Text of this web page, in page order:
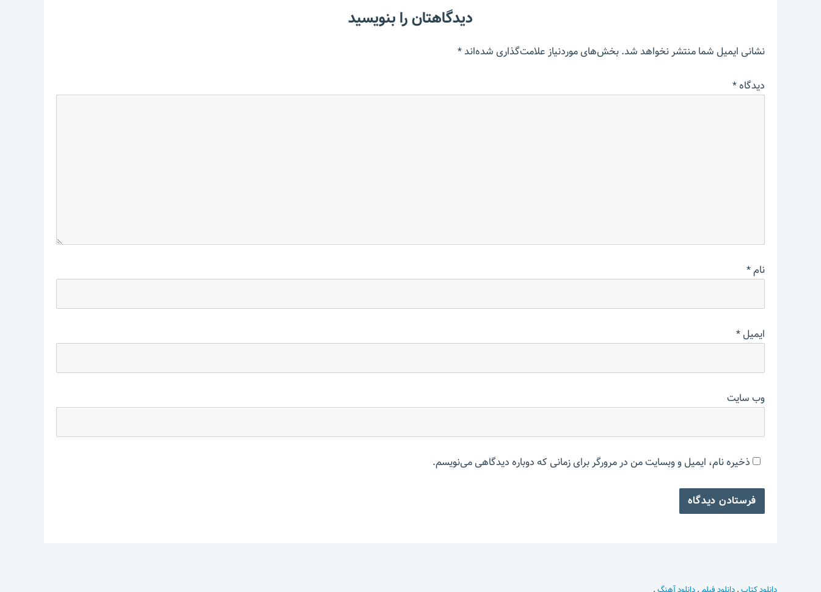
دیدگاهتان را بنویسید
نشانی ایمیل شما منتشر نخواهد شد.بخش‌های موردنیاز علامت‌گذاری شده‌اند*
دیدگاه*
نام*
ایمیل*
وب‌ سایت
ذخیره نام، ایمیل و وبسایت من در مرورگر برای زمانی که دوباره دیدگاهی می‌نویسم.
دانلود کتاب.دانلود فیلم .دانلود آهنگ.